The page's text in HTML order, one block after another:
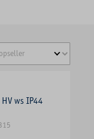
ws IP44